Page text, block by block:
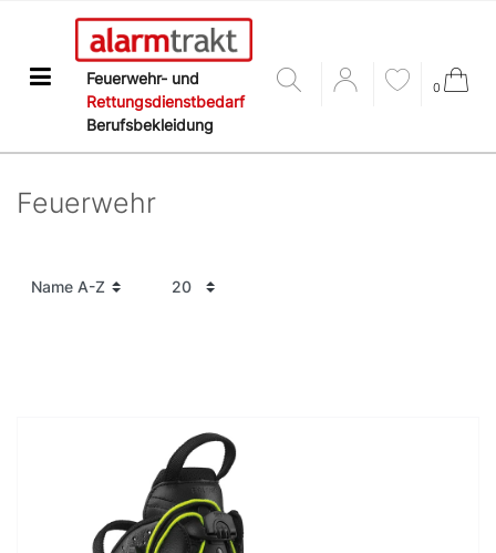
Feuerwehr- und
Rettungsdienstbedarf
Berufsbekleidung
0
Feuerwehr